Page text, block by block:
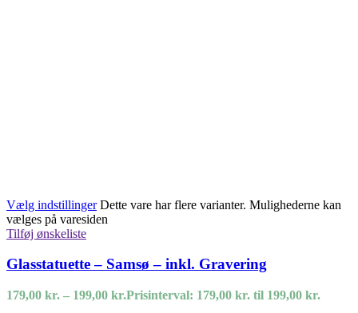
Vælg indstillinger Dette vare har flere varianter. Mulighederne kan
vælges på varesiden
Tilføj ønskeliste
Glasstatuette – Samsø – inkl. Gravering
179,00 kr. – 199,00 kr.Prisinterval: 179,00 kr. til 199,00 kr.